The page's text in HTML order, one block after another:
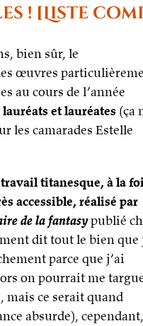
! [Liste
bien sûr, le
œuvres
au cours de l’année
et lauréates (ça
les camarades Estelle
titanesque, à la
accessible, réalisé par
de la fantasypublié
dit tout le bien que
parce que j’ai
on pourrait me
ce serait quand
absurde), cependant,